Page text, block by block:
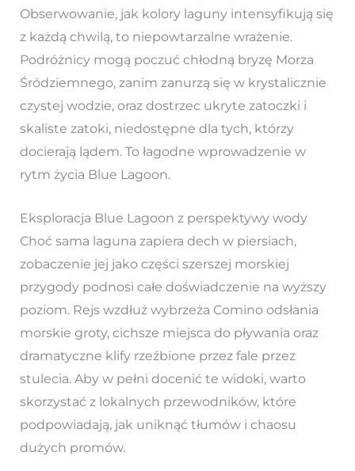
Obserwowanie, jak kolory laguny intensyfikują się
z każdą chwilą, to niepowtarzalne wrażenie.
Podróżnicy mogą poczuć chłodną bryzę Morza
Śródziemnego, zanim zanurzą się w krystalicznie
czystej wodzie, oraz dostrzec ukryte zatoczki i
skaliste zatoki, niedostępne dla tych, którzy
docierają lądem. To łagodne wprowadzenie w
rytm życia Blue Lagoon.
Eksploracja Blue Lagoon z perspektywy wody
Choć sama laguna zapiera dech w piersiach,
zobaczenie jej jako części szerszej morskiej
przygody podnosi całe doświadczenie na wyższy
poziom. Rejs wzdłuż wybrzeża Comino odsłania
morskie groty, cichsze miejsca do pływania oraz
dramatyczne klify rzeźbione przez fale przez
stulecia. Aby w pełni docenić te widoki, warto
skorzystać z lokalnych przewodników, które
podpowiadają, jak uniknąć tłumów i chaosu
dużych promów.